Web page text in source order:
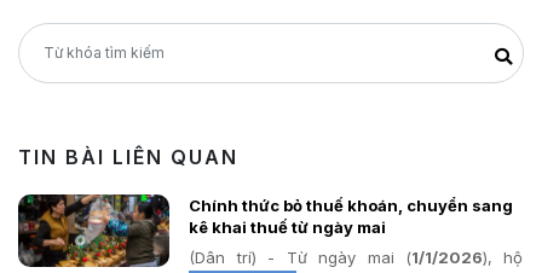
TIN BÀI LIÊN QUAN
Chính thức bỏ thuế khoán, chuyển sang
kê khai thuế từ ngày mai
(Dân trí) - Từ ngày mai (1/1/2026